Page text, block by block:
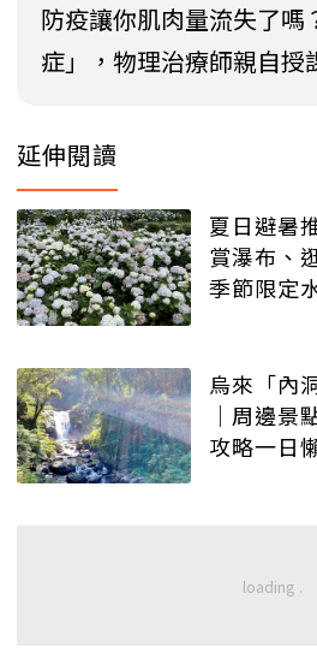
防疫讓你肌肉量流失了嗎
症」，物理治療師親自授
延伸閱讀
夏日避暑
賞瀑布、
季節限定
烏來「內
｜周邊景
攻略一日